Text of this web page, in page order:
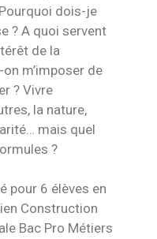
dois-je
? A quoi servent
de la
m’imposer de
? Vivre
la nature,
mais quel
?
pour 6 élèves en
Construction
Bac Pro Métiers